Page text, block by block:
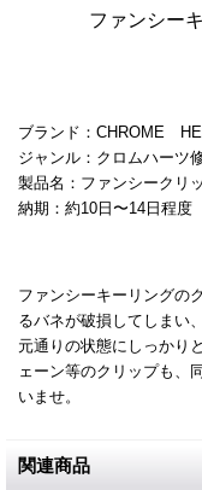
ファンシー
ブランド：CHROME
ジャンル：クロムハーツ
製品名：ファンシークリ
納期：約10日〜14日程度
ファンシーキーリングの
るバネが破損してしまい
元通りの状態にしっかり
ェーン等のクリップも、
いませ。
関連商品